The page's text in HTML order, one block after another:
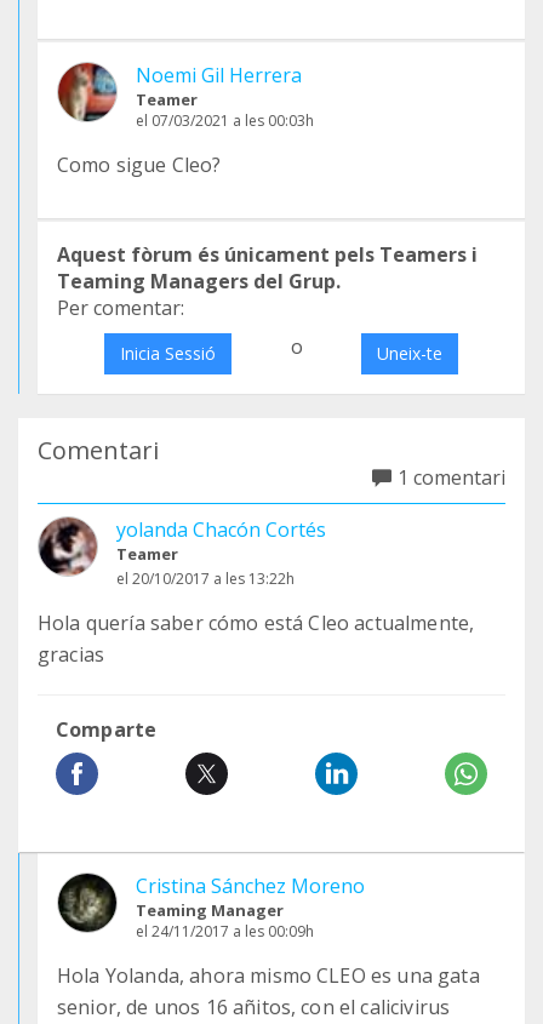
Noemi Gil Herrera
Teamer
el 07/03/2021 a les 00:03h
Como sigue Cleo?
Aquest fòrum és únicament pels Teamers i
Teaming Managers del Grup.
Per comentar:
Inicia Sessió o Uneix-te
Comentari
1 comentari
yolanda Chacón Cortés
Teamer
el 20/10/2017 a les 13:22h
Hola quería saber cómo está Cleo actualmente,
gracias
Comparte
Cristina Sánchez Moreno
Teaming Manager
el 24/11/2017 a les 00:09h
Hola Yolanda, ahora mismo CLEO es una gata
senior, de unos 16 añitos, con el calicivirus